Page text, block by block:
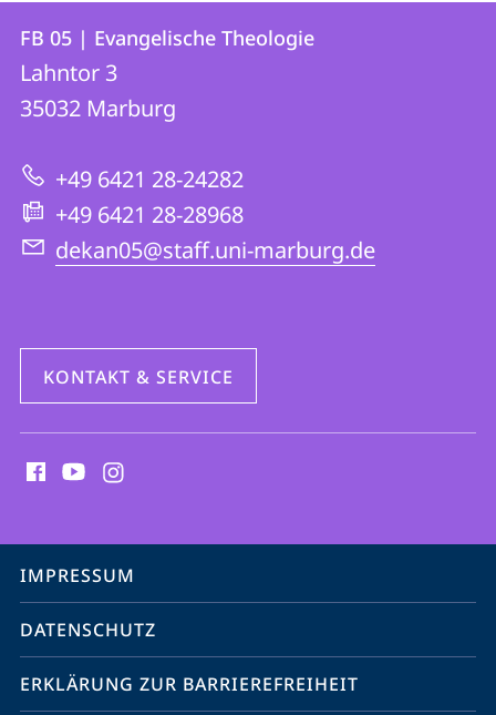
Kontakt
und
Informationen
zur
Website
Kontaktinformationen
FB
05
|
Evangelische
Theologie
FB 05 | Evangelische Theologie
Lahntor 3
35032 Marburg
+49 6421 28-24282
+49 6421 28-28968
dekan05@staff.uni-marburg.de
KONTAKT & SERVICE
Media
Service-
Navigation
IMPRESSUM
DATENSCHUTZ
ERKLÄRUNG ZUR BARRIEREFREIHEIT